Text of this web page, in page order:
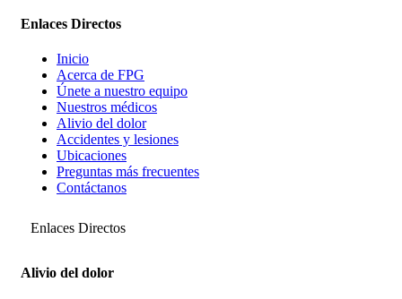
Enlaces Directos
Inicio
Acerca de FPG
Únete a nuestro equipo
Nuestros médicos
Alivio del dolor
Accidentes y lesiones
Ubicaciones
Preguntas más frecuentes
Contáctanos
Enlaces Directos
Alivio del dolor